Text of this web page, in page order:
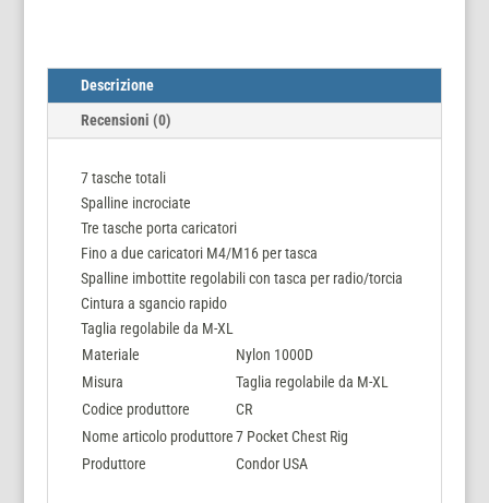
Descrizione
Recensioni (0)
7 tasche totali
Spalline incrociate
Tre tasche porta caricatori
Fino a due caricatori M4/M16 per tasca
Spalline imbottite regolabili con tasca per radio/torcia
Cintura a sgancio rapido
Taglia regolabile da M-XL
Materiale
Nylon 1000D
Misura
Taglia regolabile da M-XL
Codice produttore
CR
Nome articolo produttore7 Pocket Chest Rig
Produttore
Condor USA